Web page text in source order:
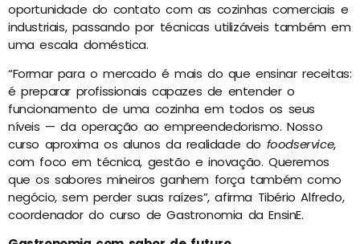
oportunidade do contato com as cozinhas comerciais e
industriais, passando por técnicas utilizáveis também em
uma escala doméstica.
“Formar para o mercado é mais do que ensinar receitas:
é preparar profissionais capazes de entender o
funcionamento de uma cozinha em todos os seus
níveis — da operação ao empreendedorismo. Nosso
curso aproxima os alunos da realidade do foodservice,
com foco em técnica, gestão e inovação. Queremos
que os sabores mineiros ganhem força também como
negócio, sem perder suas raízes”, afirma Tibério Alfredo,
coordenador do curso de Gastronomia da EnsinE.